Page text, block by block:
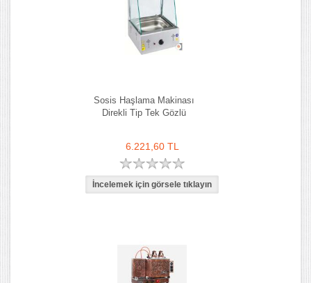
Sosis Haşlama Makinası
Direkli Tip Tek Gözlü
6.221,60 TL